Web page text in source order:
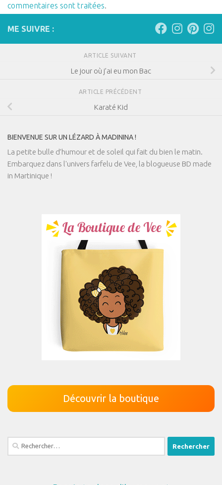
commentaires sont traitées.
ME SUIVRE :
ARTICLE SUIVANT
Le jour où j’ai eu mon Bac
ARTICLE PRÉCÉDENT
Karaté Kid
BIENVENUE SUR UN LÉZARD À MADININA !
La petite bulle d’humour et de soleil qui fait du bien le matin.
Embarquez dans l'univers farfelu de Vee, la blogueuse BD made
in Martinique !
Découvrir la boutique
Rechercher :